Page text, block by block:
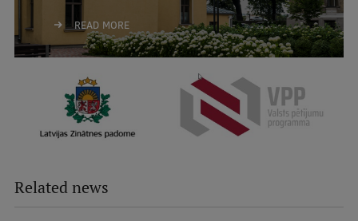
READ MORE
Related news